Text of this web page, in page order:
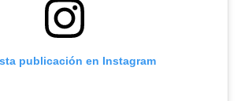
publicación en Instagram